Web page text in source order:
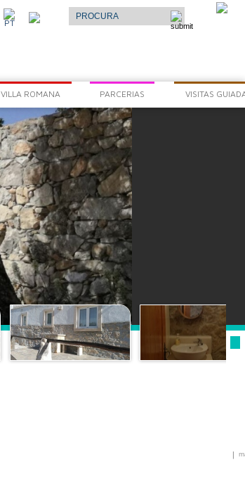
Select Language
PT
VILLA ROMANA PARCERIAS VISITAS
|